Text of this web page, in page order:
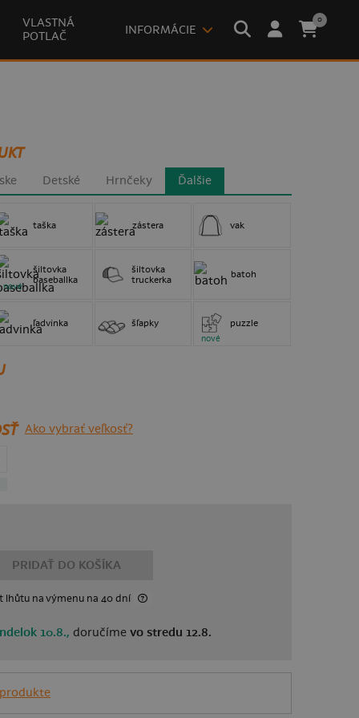
VLASTNÁ
POTLAČ
INFORMÁCIE
0
Detské Hrnčeky Ďalšie
taška zástera vak
šiltovka
baseballka
nové
šiltovka
truckerka
batoh
ľadvinka šľapky puzzle
nové
Ako vybrať veľkosť?
PRIDAŤ DO KOŠÍKA
lhůtu na výmenu na 40 dní
10.8., doručíme vo stredu 12.8.